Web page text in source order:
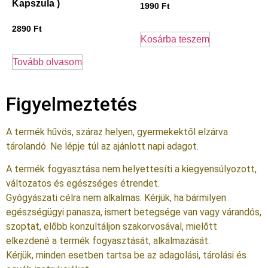
Kapszula )
2890 Ft
Tovább olvasom
1990 Ft
Kosárba teszem
Figyelmeztetés
A termék hűvös, száraz helyen, gyermekektől elzárva
tárolandó. Ne lépje túl az ajánlott napi adagot.
A termék fogyasztása nem helyettesíti a kiegyensúlyozott,
változatos és egészséges étrendet.
Gyógyászati célra nem alkalmas. Kérjük, ha bármilyen
egészségügyi panasza, ismert betegsége van vagy várandós,
szoptat, előbb konzultáljon szakorvosával, mielőtt
elkezdené a termék fogyasztását, alkalmazását.
Kérjük, minden esetben tartsa be az adagolási, tárolási és